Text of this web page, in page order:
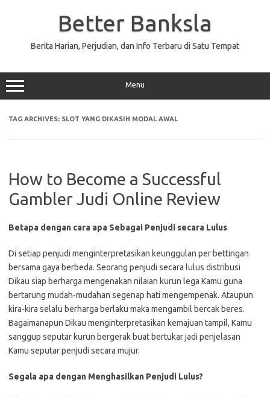
Better Banksla
Berita Harian, Perjudian, dan Info Terbaru di Satu Tempat
Menu
TAG ARCHIVES: SLOT YANG DIKASIH MODAL AWAL
How to Become a Successful
Gambler Judi Online Review
Betapa dengan cara apa Sebagai Penjudi secara Lulus
Di setiap penjudi menginterpretasikan keunggulan per bettingan
bersama gaya berbeda. Seorang penjudi secara lulus distribusi
Dikau siap berharga mengenakan nilaian kurun lega Kamu guna
bertarung mudah-mudahan segenap hati mengempenak. Ataupun
kira-kira selalu berharga berlaku maka mengambil bercak beres.
Bagaimanapun Dikau menginterpretasikan kemajuan tampil, Kamu
sanggup seputar kurun bergerak buat bertukar jadi penjelasan
Kamu seputar penjudi secara mujur.
Segala apa dengan Menghasilkan Penjudi Lulus?